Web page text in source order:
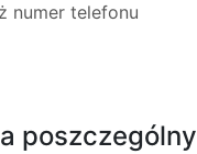
numer telefonu